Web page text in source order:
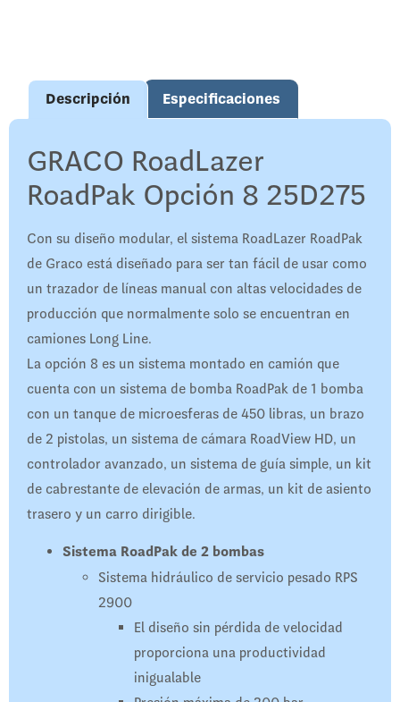
Descripción Especificaciones
GRACO RoadLazer
RoadPak Opción 8 25D275
Con su diseño modular, el sistema RoadLazer RoadPak
de Graco está diseñado para ser tan fácil de usar como
un trazador de líneas manual con altas velocidades de
producción que normalmente solo se encuentran en
camiones Long Line.
La opción 8 es un sistema montado en camión que
cuenta con un sistema de bomba RoadPak de 1 bomba
con un tanque de microesferas de 450 libras, un brazo
de 2 pistolas, un sistema de cámara RoadView HD, un
controlador avanzado, un sistema de guía simple, un kit
de cabrestante de elevación de armas, un kit de asiento
trasero y un carro dirigible.
Sistema RoadPak de 2 bombas
Sistema hidráulico de servicio pesado RPS
2900
El diseño sin pérdida de velocidad
proporciona una productividad
inigualable